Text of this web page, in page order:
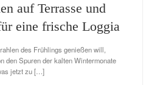
auf Terrasse und
eine frische Loggia
des Frühlings genießen will,
den Spuren der kalten Wintermonate
jetzt zu […]